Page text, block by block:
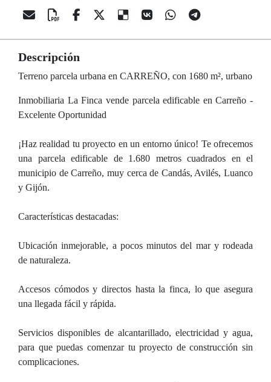
Descripción
Terreno parcela urbana en CARREÑO, con 1680 m², urbano
Inmobiliaria La Finca vende parcela edificable en Carreño -
Excelente Oportunidad
¡Haz realidad tu proyecto en un entorno único! Te ofrecemos
una parcela edificable de 1.680 metros cuadrados en el
municipio de Carreño, muy cerca de Candás, Avilés, Luanco
y Gijón.
Características destacadas:
Ubicación inmejorable, a pocos minutos del mar y rodeada
de naturaleza.
Accesos cómodos y directos hasta la finca, lo que asegura
una llegada fácil y rápida.
Servicios disponibles de alcantarillado, electricidad y agua,
para que puedas comenzar tu proyecto de construcción sin
complicaciones.